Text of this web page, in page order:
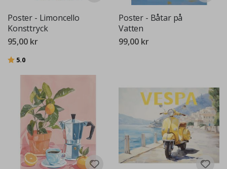
Poster - Limoncello
Konsttryck
95,00 kr
Betyg:
5.0
Poster - Båtar på
Vatten
99,00 kr